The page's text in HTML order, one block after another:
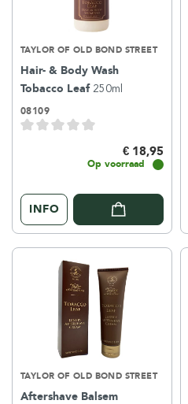
TAYLOR OF OLD BOND STREET
Hair- & Body Wash
Tobacco Leaf 250ml
08109
€ 18,95
Op voorraad
INFO
TAYLOR OF OLD BOND STREET
Aftershave Balsem